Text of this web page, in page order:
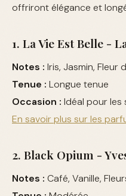
offriront élégance et
1. La Vie Est Belle -
Notes : Iris, Jasmin, Fleur
Tenue : Longue tenue
Occasion : Idéal pour les
En savoir plus sur les
2. Black Opium -
Notes : Café, Vanille,